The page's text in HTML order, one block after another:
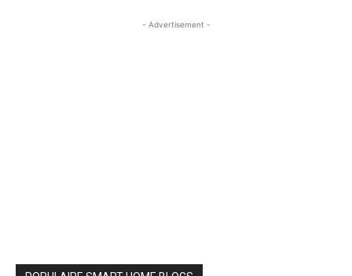
- Advertisement -